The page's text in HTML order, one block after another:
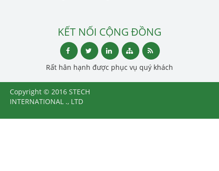
KẾT NỐI CỘNG ĐỒNG
Rất hân hạnh được phục vụ quý khách
Copyright © 2016 STECH
INTERNATIONAL ., LTD